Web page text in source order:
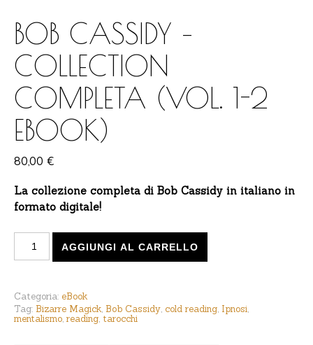
BOB CASSIDY –
COLLECTION
COMPLETA (VOL. 1-2
EBOOK)
80,00 €
La collezione completa di Bob Cassidy in italiano in
formato digitale!
Bob Cassidy - Collection Completa (vol. 1-2 eBook)
AGGIUNGI AL CARRELLO
Categoria: eBook
Tag: Bizarre Magick, Bob Cassidy, cold reading, Ipnosi,
mentalismo, reading, tarocchi